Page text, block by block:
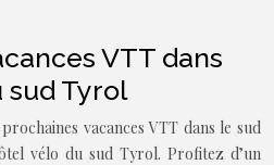
VTT dans
sud Tyrol
vacances VTT dans le sud
vélo du sud Tyrol. Profitez d’un